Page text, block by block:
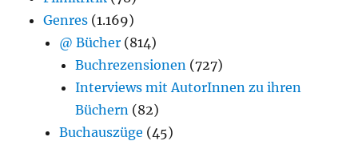
Genres (1.169)
@ Bücher (814)
Buchrezensionen (727)
Interviews mit AutorInnen zu ihren
Büchern (82)
Buchauszüge (45)